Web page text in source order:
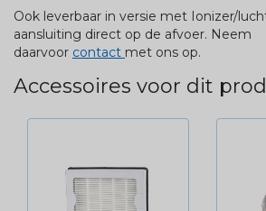
Ook leverbaar in versie met Ionizer/
aansluiting direct op de afvoer. Neem
daarvoor contact met ons op.
Accessoires voor dit